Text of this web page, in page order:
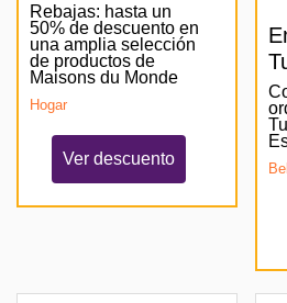
Rebajas: hasta un
50% de descuento en
una amplia selección
de productos de
Maisons du Monde
Hogar
Ver descuento